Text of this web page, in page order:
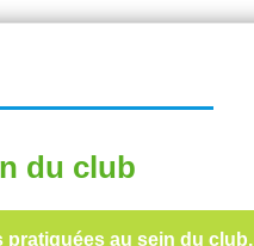
du club
pratiquées au sein du club.